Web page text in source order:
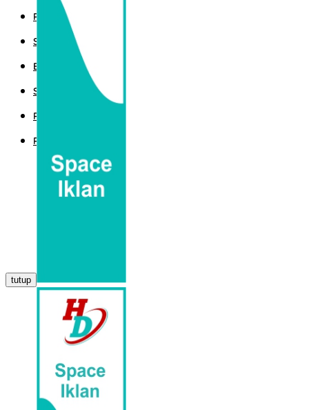
POLITIK
SPORT
EKBIS
SAINTEK
PEMERINTAHAN
PARLEMEN
tutup